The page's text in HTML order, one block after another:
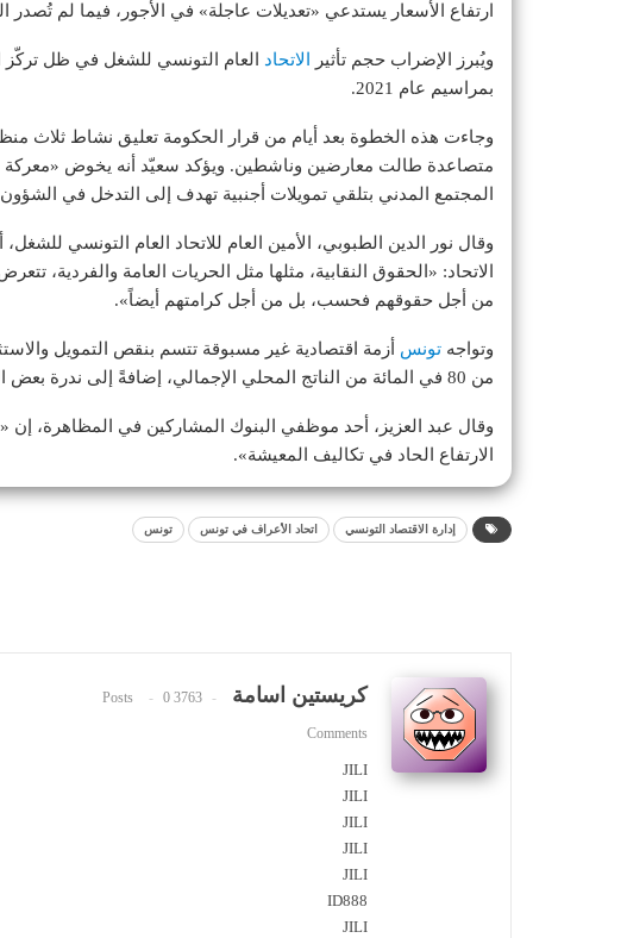
ارتفاع الأسعار يستدعي «تعديلات عاجلة» في الأجور، فيما لم
ويُبرز الإضراب حجم تأثير الاتحاد العام التونسي للشغل في ظل
بمراسيم عام 2021.
وجاءت هذه الخطوة بعد أيام من قرار الحكومة تعليق نشاط ثلاث
متصاعدة طالت معارضين وناشطين. ويؤكد سعيّد أنه يخوض «معركة
المجتمع المدني بتلقي تمويلات أجنبية تهدف إلى التدخل في الشؤون
وقال نور الدين الطبوبي، الأمين العام للاتحاد العام التونسي
الاتحاد: «الحقوق النقابية، مثلها مثل الحريات العامة والفردية،
من أجل حقوقهم فحسب، بل من أجل كرامتهم أيضاً».
وتواجه تونس أزمة اقتصادية غير مسبوقة تتسم بنقص التمويل
من 80 في المائة من الناتج المحلي الإجمالي، إضافةً إلى ندرة بعض السلع الأساسية وتدهور الخدمات العامة.
وقال عبد العزيز، أحد موظفي البنوك المشاركين في المظاهرة، إن
الارتفاع الحاد في تكاليف المعيشة».
إدارة الاقتصاد التونسي اتحاد الأعراف في تونس تونس
كريستين اسامة 3763 Posts
0
Comments
JILI
JILI
JILI
JILI
JILI
ID888
JILI